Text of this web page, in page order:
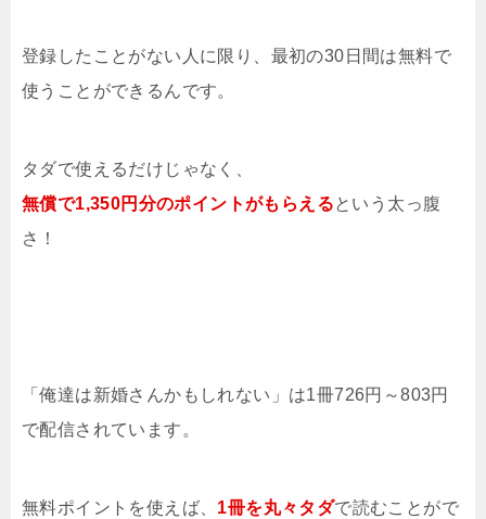
登録したことがない人に限り、最初の30日間は無料で
使うことができるんです。
タダで使えるだけじゃなく、
無償で1,350円分のポイントがもらえるという太っ腹
さ！
「俺達は新婚さんかもしれない」は1冊726円～803円
で配信されています。
無料ポイントを使えば、 1冊を丸々タダで読むことがで